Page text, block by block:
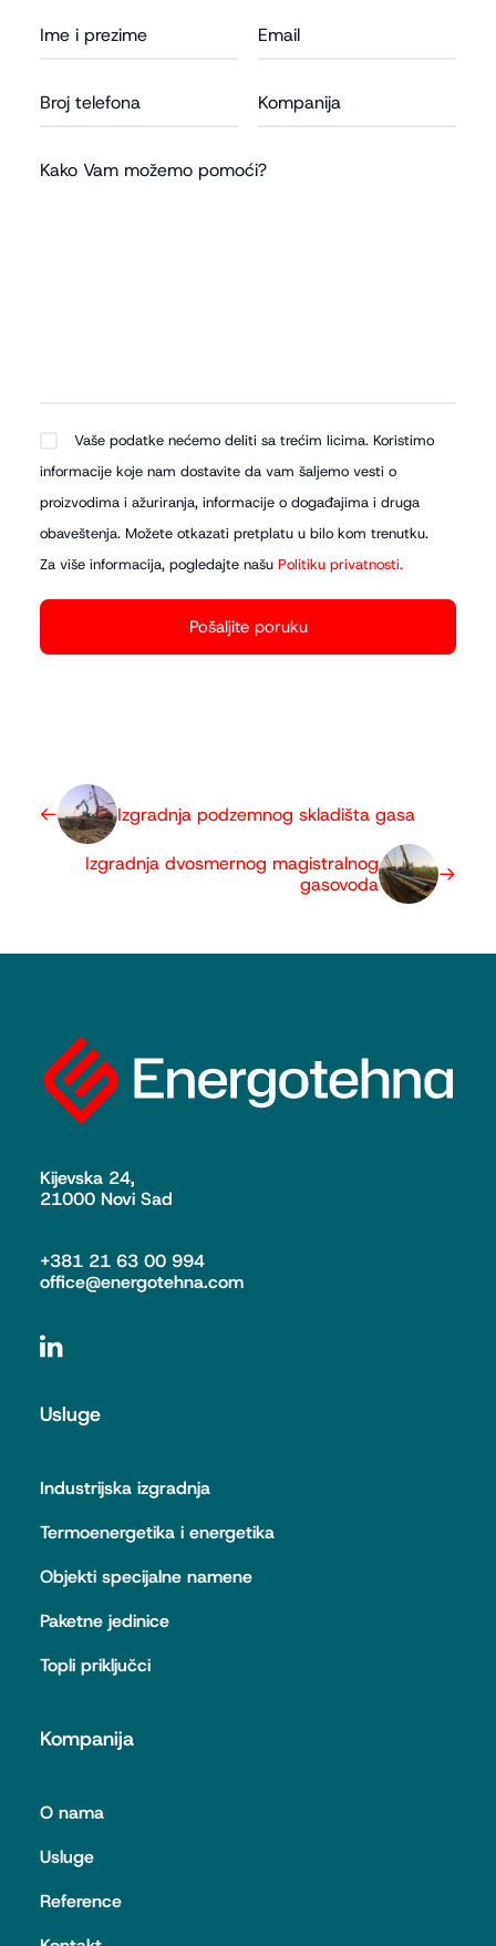
Vaše podatke nećemo deliti sa trećim licima. Koristimo
informacije koje nam dostavite da vam šaljemo vesti o
proizvodima i ažuriranja, informacije o događajima i druga
obaveštenja. Možete otkazati pretplatu u bilo kom trenutku.
Za više informacija, pogledajte našu Politiku privatnosti.
Izgradnja podzemnog skladišta gasa
Izgradnja dvosmernog magistralnog
gasovoda
Kijevska 24,
21000 Novi Sad
+381 21 63 00 994
office@energotehna.com
Usluge
Industrijska izgradnja
Termoenergetika i energetika
Objekti specijalne namene
Paketne jedinice
Topli priključci
Kompanija
O nama
Usluge
Reference